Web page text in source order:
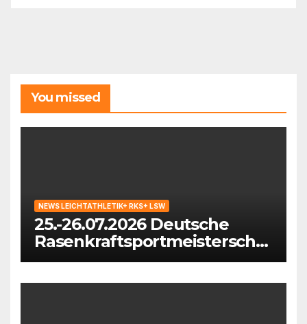
You missed
NEWS LEICHTATHLETIK+ RKS+ LSW
25.-26.07.2026 Deutsche
Rasenkraftsportmeisterschaf
ten der Masters in